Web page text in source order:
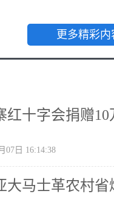
更多精彩
红十字会捐赠
07日 16:14:38
大马士革农村省